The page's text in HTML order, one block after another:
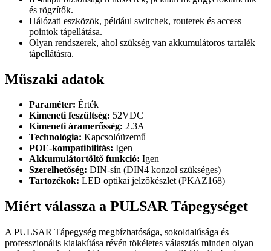
és rögzítők.
Hálózati eszközök, például switchek, routerek és access
pointok tápellátása.
Olyan rendszerek, ahol szükség van akkumulátoros tartalék
tápellátásra.
Műszaki adatok
Paraméter: Érték
Kimeneti feszültség: 52VDC
Kimeneti áramerősség: 2.3A
Technológia: Kapcsolóüzemű
POE-kompatibilitás: Igen
Akkumulátortöltő funkció: Igen
Szerelhetőség: DIN-sín (DIN4 konzol szükséges)
Tartozékok: LED optikai jelzőkészlet (PKAZ168)
Miért válassza a PULSAR Tápegységet
A PULSAR Tápegység megbízhatósága, sokoldalúsága és
professzionális kialakítása révén tökéletes választás minden olyan